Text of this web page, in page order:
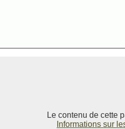
Le contenu de cette
Informations sur